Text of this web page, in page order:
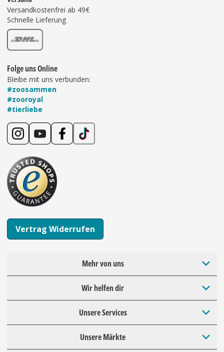
Versandkostenfrei ab 49€
Schnelle Lieferung
Folge uns Online
Bleibe mit uns verbunden:
#zoosammen
#zooroyal
#tierliebe
Vertrag Widerrufen
Mehr von uns
Wir helfen dir
Unsere Services
Unsere Märkte